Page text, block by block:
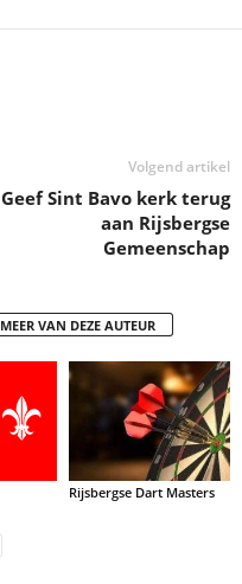
Volgend artikel
Geef Sint Bavo kerk terug
aan Rijsbergse
Gemeenschap
MEER VAN DEZE AUTEUR
Rijsbergse Dart Masters